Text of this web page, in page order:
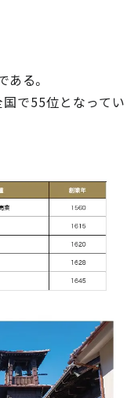
る。
で55位となってい